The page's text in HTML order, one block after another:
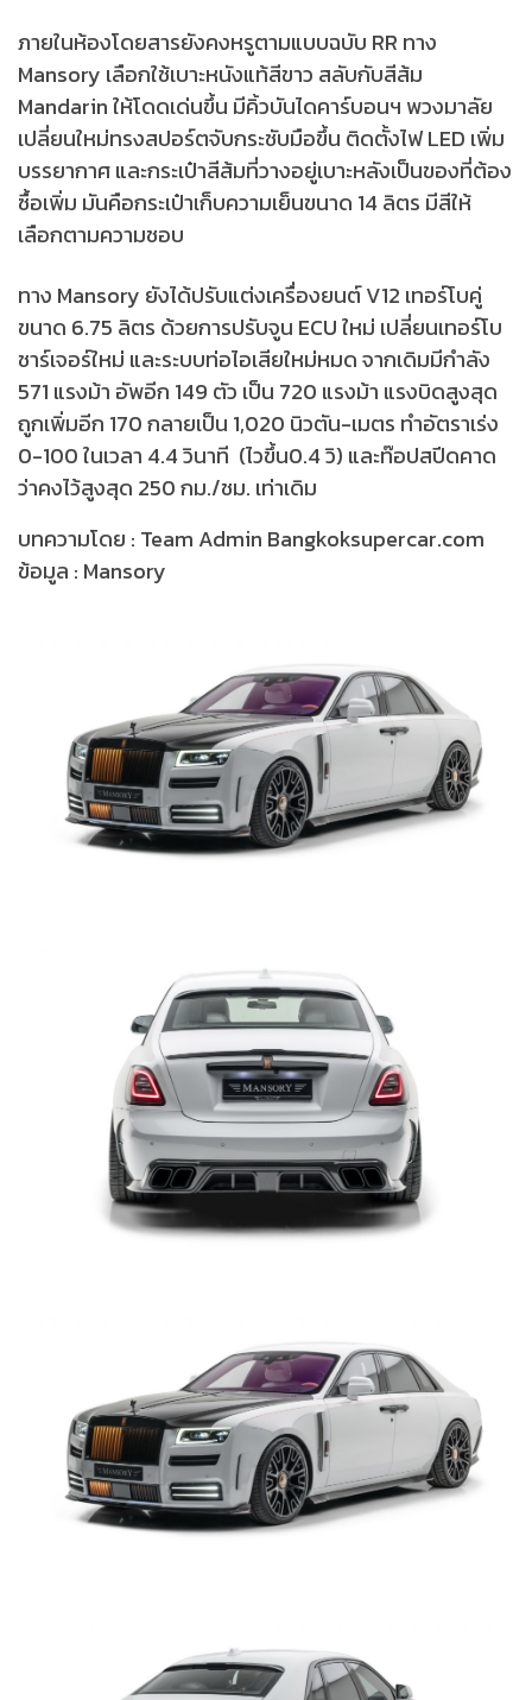
ภายในห้องโดยสารยังคงหรูตามแบบฉบับ RR ทาง
Mansory เลือกใช้เบาะหนังแท้สีขาว สลับกับสีส้ม
Mandarin ให้โดดเด่นขึ้น มีคิ้วบันไดคาร์บอนฯ พวงมาลัย
เปลี่ยนใหม่ทรงสปอร์ตจับกระชับมือขึ้น ติดตั้งไฟ LED เพิ่ม
บรรยากาศ และกระเป๋าสีส้มที่วางอยู่เบาะหลังเป็นของที่ต้อง
ซื้อเพิ่ม มันคือกระเป๋าเก็บความเย็นขนาด 14 ลิตร มีสีให้
เลือกตามความชอบ
ทาง Mansory ยังได้ปรับแต่งเครื่องยนต์ V12 เทอร์โบคู่
ขนาด 6.75 ลิตร ด้วยการปรับจูน ECU ใหม่ เปลี่ยนเทอร์โบ
ชาร์เจอร์ใหม่ และระบบท่อไอเสียใหม่หมด จากเดิมมีกำลัง
571 แรงม้า อัพอีก 149 ตัว เป็น 720 แรงม้า แรงบิดสูงสุด
ถูกเพิ่มอีก 170 กลายเป็น 1,020 นิวตัน-เมตร ทำอัตราเร่ง
0-100 ในเวลา 4.4 วินาที (ไวขึ้น0.4 วิ) และท๊อปสปีดคาด
ว่าคงไว้สูงสุด 250 กม./ชม. เท่าเดิม
บทความโดย : Team Admin Bangkoksupercar.com
ข้อมูล : Mansory